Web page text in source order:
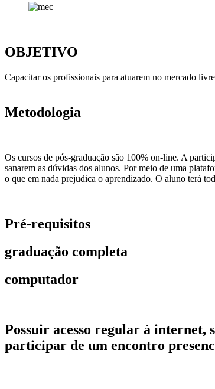
OBJETIVO
Capacitar os profissionais para atuarem no mercado
Metodologia
Os cursos de pós-graduação são 100% on-line. A
sanarem as dúvidas dos alunos. Por meio de uma
o que em nada prejudica o aprendizado. O aluno terá
Pré-requisitos
graduação completa
computador
Possuir acesso regular à internet,
participar de um encontro